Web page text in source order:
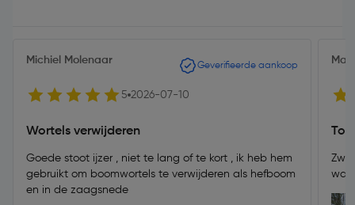
Michiel Molenaar Geverifieerde aankoop
5 2026-07-10
Wortels verwijderen
Goede stoot ijzer , niet te lang of te kort , ik heb hem
gebruikt om boomwortels te verwijderen als hefboom
en in de zaagsnede